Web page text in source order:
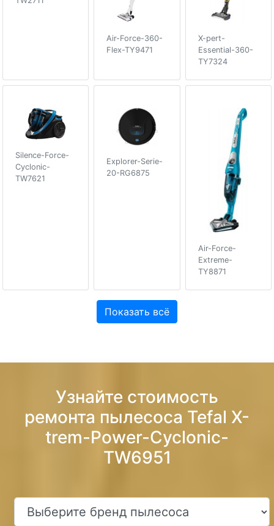
Air-Force-360-
Flex-TY9471
X-pert-
Essential-360-
TY7324
Silence-Force-
Cyclonic-
TW7621
Explorer-Serie-
20-RG6875
Air-Force-
Extreme-
TY8871
Показать всё
Узнайте стоимость
ремонта пылесоса Tefal X-
trem-Power-Cyclonic-
TW6951